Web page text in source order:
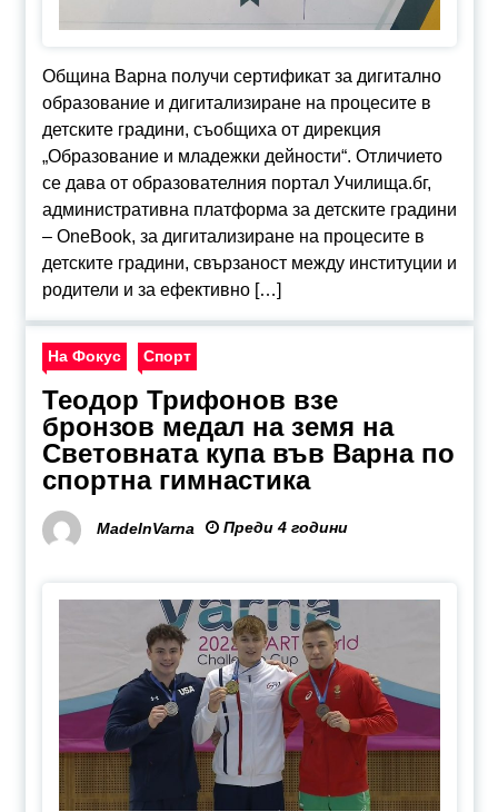
Община Варна получи сертификат за дигитално
образование и дигитализиране на процесите в
детските градини, съобщиха от дирекция
„Образование и младежки дейности“. Отличието
се дава от образователния портал Училища.бг,
административна платформа за детските градини
– OneBook, за дигитализиране на процесите в
детските градини, свързаност между институции и
родители и за ефективно […]
На Фокус Спорт
Теодор Трифонов взе
бронзов медал на земя на
Световната купа във Варна по
спортна гимнастика
MadeInVarna Преди 4 години